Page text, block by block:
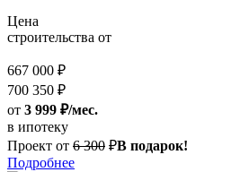
Цена
строительства от
667 000 ₽
700 350 ₽
от 3 999 ₽/мес.
в ипотеку
Проект от 6 300 ₽В подарок!
Подробнее